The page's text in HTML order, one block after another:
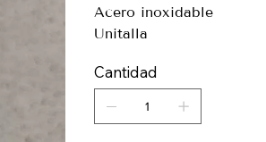
Acero inoxidable
Unitalla
Cantidad